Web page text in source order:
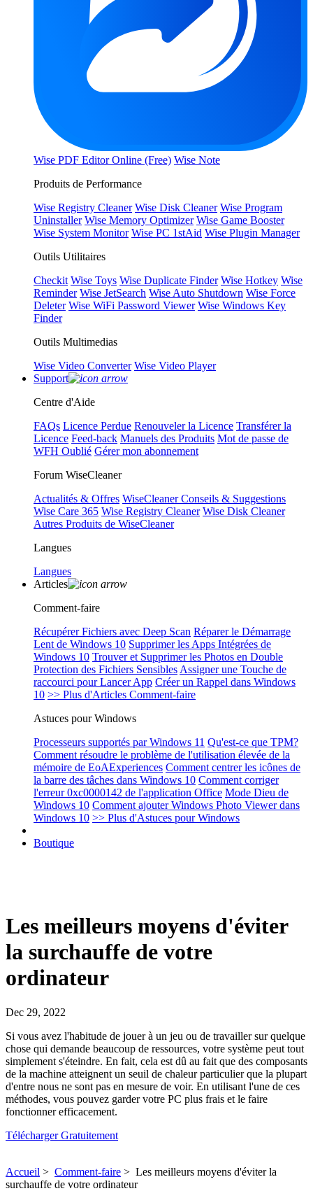
Wise PDF Editor Online (Free) Wise Note
Produits de Performance
Wise Registry Cleaner Wise Disk Cleaner Wise Program
Uninstaller Wise Memory Optimizer Wise Game Booster
Wise System Monitor Wise PC 1stAid Wise Plugin Manager
Outils Utilitaires
Checkit Wise Toys Wise Duplicate Finder Wise Hotkey Wise
Reminder Wise JetSearch Wise Auto Shutdown Wise Force
Deleter Wise WiFi Password Viewer Wise Windows Key
Finder
Outils Multimedias
Wise Video Converter Wise Video Player
Support
Centre d'Aide
FAQs Licence Perdue Renouveler la Licence Transférer la
Licence Feed-back Manuels des Produits Mot de passe de
WFH Oublié Gérer mon abonnement
Forum WiseCleaner
Actualités & Offres WiseCleaner Conseils & Suggestions
Wise Care 365 Wise Registry Cleaner Wise Disk Cleaner
Autres Produits de WiseCleaner
Langues
Langues
Articles
Comment-faire
Récupérer Fichiers avec Deep Scan Réparer le Démarrage
Lent de Windows 10 Supprimer les Apps Intégrées de
Windows 10 Trouver et Supprimer les Photos en Double
Protection des Fichiers Sensibles Assigner une Touche de
raccourci pour Lancer App Créer un Rappel dans Windows
10 >> Plus d'Articles Comment-faire
Astuces pour Windows
Processeurs supportés par Windows 11 Qu'est-ce que TPM?
Comment résoudre le problème de l'utilisation élevée de la
mémoire de EoAExperiences Comment centrer les icônes de
la barre des tâches dans Windows 10 Comment corriger
l'erreur 0xc0000142 de l'application Office Mode Dieu de
Windows 10 Comment ajouter Windows Photo Viewer dans
Windows 10 >> Plus d'Astuces pour Windows
Boutique
Les meilleurs moyens d'éviter
la surchauffe de votre
ordinateur
Dec 29, 2022
Si vous avez l'habitude de jouer à un jeu ou de travailler sur quelque
chose qui demande beaucoup de ressources, votre système peut tout
simplement s'éteindre. En fait, cela est dû au fait que des composants
de la machine atteignent un seuil de chaleur particulier que la plupart
d'entre nous ne sont pas en mesure de voir. En utilisant l'une de ces
méthodes, vous pouvez garder votre PC plus frais et le faire
fonctionner efficacement.
Télécharger Gratuitement
Accueil > Comment-faire > Les meilleurs moyens d'éviter la
surchauffe de votre ordinateur